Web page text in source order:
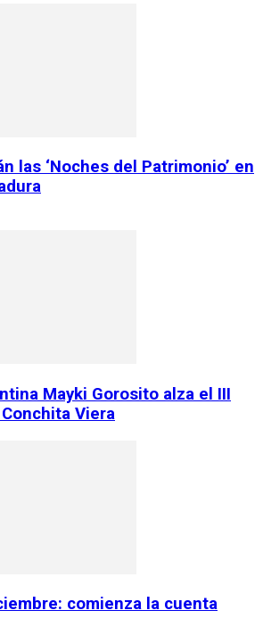
las ‘Noches del Patrimonio’ en
Mayki Gorosito alza el III
Viera
comienza la cuenta